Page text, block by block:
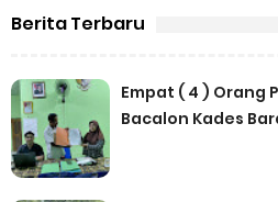
Berita Terbaru
Empat ( 4 ) Orang
Bacalon Kades